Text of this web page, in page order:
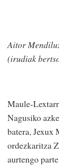
Aitor
(irudiak
Maule-
Nagusiko
batera, Jexux
ordezkaritza
aurtengo